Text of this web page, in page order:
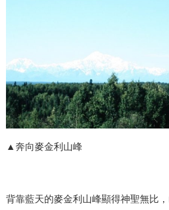
▲奔向麥金利山峰
背靠藍天的麥金利山峰顯得神聖無比